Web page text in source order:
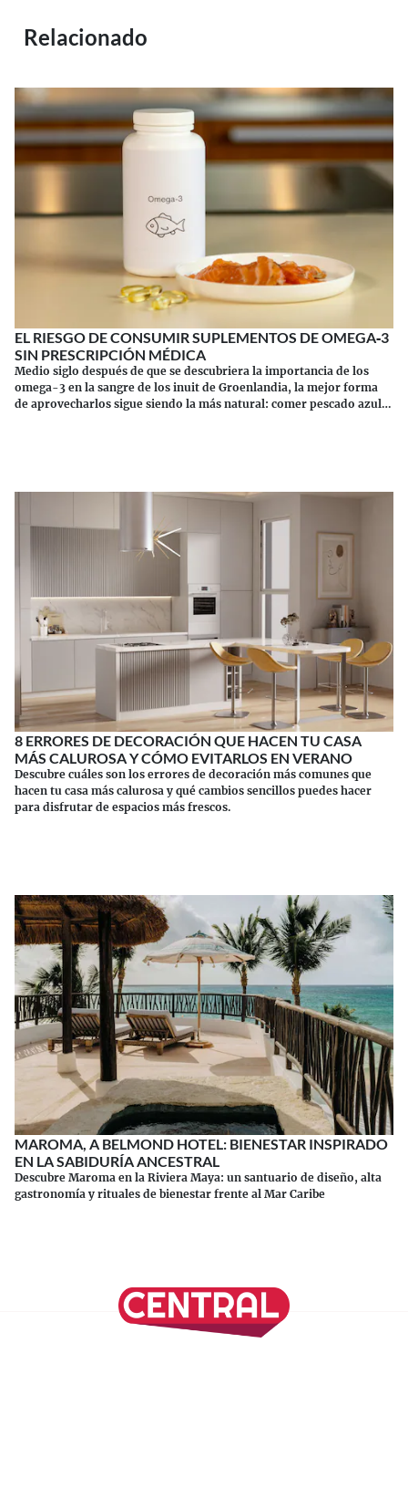
Relacionado
EL RIESGO DE CONSUMIR SUPLEMENTOS DE OMEGA‑3
SIN PRESCRIPCIÓN MÉDICA
Medio siglo después de que se descubriera la importancia de los
omega-3 en la sangre de los inuit de Groenlandia, la mejor forma
de aprovecharlos sigue siendo la más natural: comer pescado azul.
8 ERRORES DE DECORACIÓN QUE HACEN TU CASA
MÁS CALUROSA Y CÓMO EVITARLOS EN VERANO
Descubre cuáles son los errores de decoración más comunes que
hacen tu casa más calurosa y qué cambios sencillos puedes hacer
para disfrutar de espacios más frescos.
MAROMA, A BELMOND HOTEL: BIENESTAR INSPIRADO
EN LA SABIDURÍA ANCESTRAL
Descubre Maroma en la Riviera Maya: un santuario de diseño, alta
gastronomía y rituales de bienestar frente al Mar Caribe